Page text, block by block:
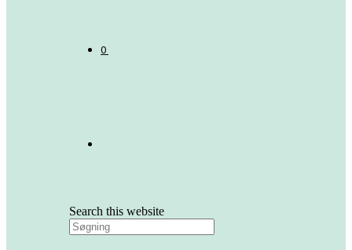
0
Search this website